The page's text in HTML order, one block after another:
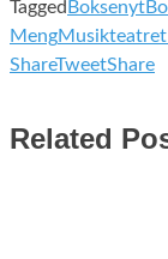
Tagged Boksenyt
Meng
ShareTweetShare
Related